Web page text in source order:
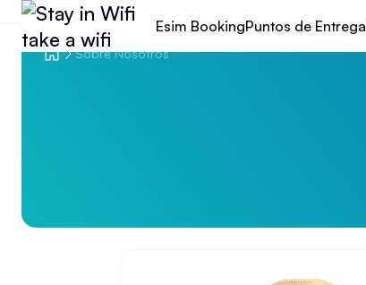
Esim BookingPuntos de Entrega
Sobre Nosotros